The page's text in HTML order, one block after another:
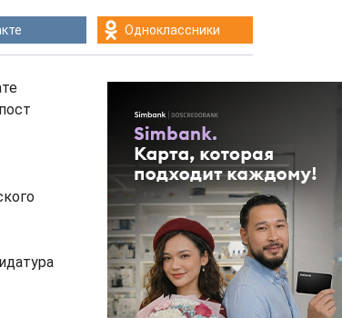
Одноклассники